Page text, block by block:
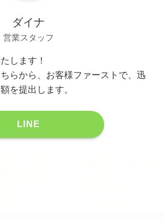
ダイナ
営業スタッフ
します！
らから、お客様ファーストで、迅
を提出します。
LINE